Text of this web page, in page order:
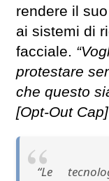
rendere il
ai sistemi di
facciale.
protestare
che questo
[Opt-Out
“Le